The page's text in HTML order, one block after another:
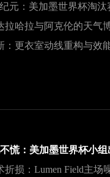
元：美加墨世界杯淘汰
：更衣室动线重构与效